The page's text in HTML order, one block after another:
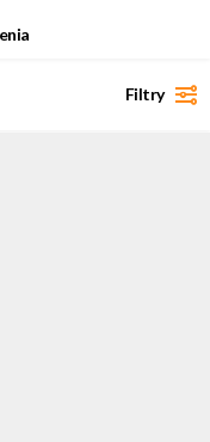
wyniki stacjonarne
Filtry